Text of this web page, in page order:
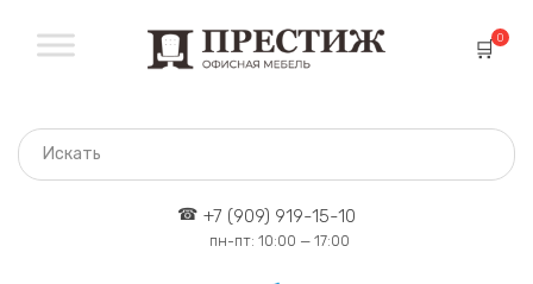
содержанию
0
+7 (909) 919-15-10
пн-пт: 10:00 — 17:00